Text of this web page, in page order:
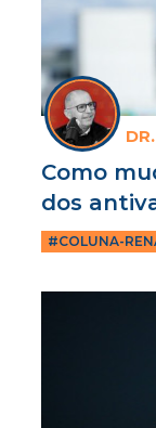
Como
dos
#COLUNA-